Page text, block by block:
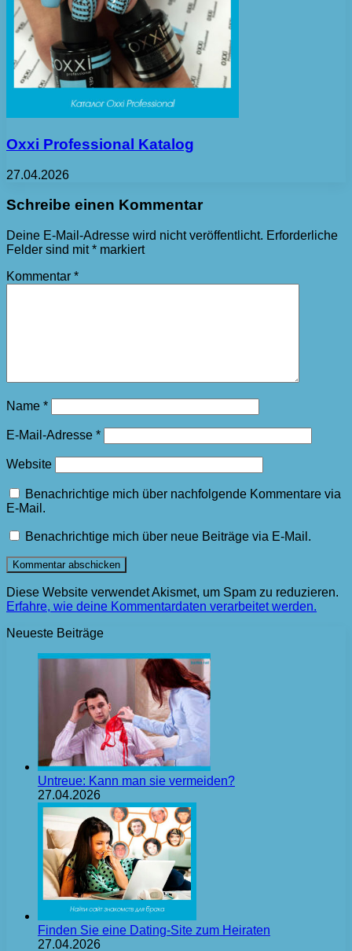
Oxxi Professional Katalog
27.04.2026
Schreibe einen Kommentar
Deine E-Mail-Adresse wird nicht veröffentlicht. Erforderliche
Felder sind mit* markiert
Kommentar *
Name *
E-Mail-Adresse *
Website
Benachrichtige mich über nachfolgende Kommentare via
E-Mail.
Benachrichtige mich über neue Beiträge via E-Mail.
Diese Website verwendet Akismet, um Spam zu reduzieren.
Erfahre, wie deine Kommentardaten verarbeitet werden.
Neueste Beiträge
Untreue: Kann man sie vermeiden?
27.04.2026
Finden Sie eine Dating-Site zum Heiraten
27.04.2026